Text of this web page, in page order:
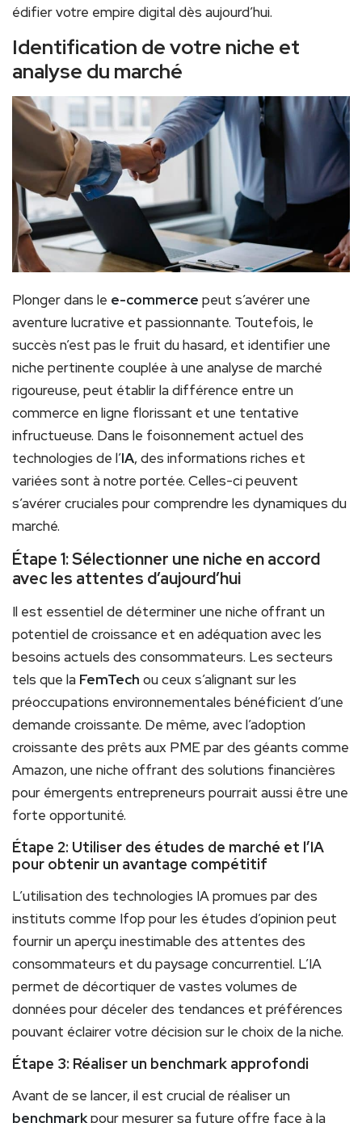
édifier votre empire digital dès aujourd’hui.
Identification de votre niche et
analyse du marché
Plonger dans le e-commerce peut s’avérer une
aventure lucrative et passionnante. Toutefois, le
succès n’est pas le fruit du hasard, et identifier une
niche pertinente couplée à une analyse de marché
rigoureuse, peut établir la différence entre un
commerce en ligne florissant et une tentative
infructueuse. Dans le foisonnement actuel des
technologies de l’IA, des informations riches et
variées sont à notre portée. Celles-ci peuvent
s’avérer cruciales pour comprendre les dynamiques du
marché.
Étape 1: Sélectionner une niche en accord
avec les attentes d’aujourd’hui
Il est essentiel de déterminer une niche offrant un
potentiel de croissance et en adéquation avec les
besoins actuels des consommateurs. Les secteurs
tels que la FemTech ou ceux s’alignant sur les
préoccupations environnementales bénéficient d’une
demande croissante. De même, avec l’adoption
croissante des prêts aux PME par des géants comme
Amazon, une niche offrant des solutions financières
pour émergents entrepreneurs pourrait aussi être une
forte opportunité.
Étape 2: Utiliser des études de marché et l’IA
pour obtenir un avantage compétitif
L’utilisation des technologies IA promues par des
instituts comme Ifop pour les études d’opinion peut
fournir un aperçu inestimable des attentes des
consommateurs et du paysage concurrentiel. L’IA
permet de décortiquer de vastes volumes de
données pour déceler des tendances et préférences
pouvant éclairer votre décision sur le choix de la niche.
Étape 3: Réaliser un benchmark approfondi
Avant de se lancer, il est crucial de réaliser un
benchmarkpour mesurer sa future offre face à la